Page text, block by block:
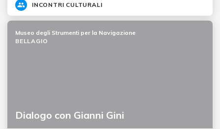
INCONTRI CULTURALI
Dialogo con Gianni Gini
Museo degli Strumenti per la Navigazione
BELLAGIO